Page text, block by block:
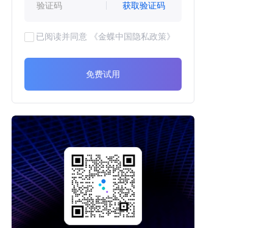
获取验证码
已阅读并同意 《金蝶中国隐私政策》
免费试用